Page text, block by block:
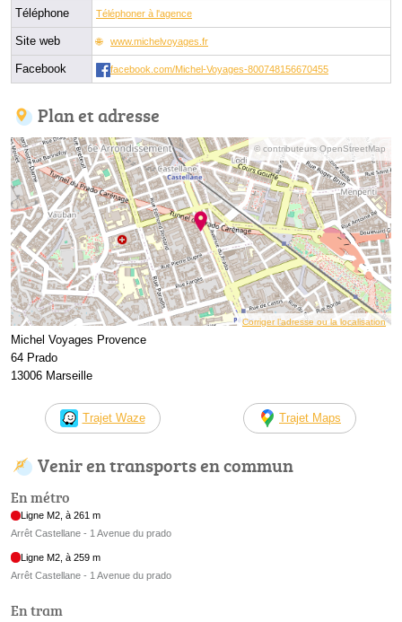
Téléphone Téléphoner à l'agence
Site web www.michelvoyages.fr
Facebook facebook.com/Michel-Voyages-800748156670455
Plan et adresse
© contributeurs OpenStreetMap
Corriger l’adresse ou la localisation
Michel Voyages Provence
64 Prado
13006 Marseille
Trajet Waze Trajet Maps
Venir en transports en commun
En métro
Ligne M2, à 261 m
Arrêt Castellane - 1 Avenue du prado
Ligne M2, à 259 m
Arrêt Castellane - 1 Avenue du prado
En tram